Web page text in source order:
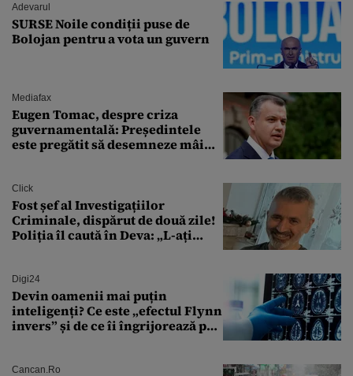
Adevarul
SURSE Noile condiții puse de
Bolojan pentru a vota un guvern
Mediafax
Eugen Tomac, despre criza
guvernamentală: Președintele
este pregătit să desemneze mâine
Click
Fost șef al Investigațiilor
Criminale, dispărut de două zile!
Poliția îl caută în Deva: „L-ați
Digi24
Devin oamenii mai puțin
inteligenți? Ce este „efectul Flynn
invers” și de ce îi îngrijorează pe
Cancan.ro